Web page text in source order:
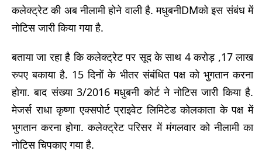
कलेक्ट्रेट की अब नीलामी होने वाली है. मधुबनीDMको इस संबंध में
नोटिस जारी किया गया है.
बताया जा रहा है कि कलेक्ट्रेट पर सूद के साथ 4 करोड़ ,17 लाख
रुपए बकाया है. 15 दिनों के भीतर संबंधित पक्ष को भुगतान करना
होगा. बाद संख्या 3/2016 मधुबनी कोर्ट ने नोटिस जारी किया है.
मेजर्स राधा कृष्णा एक्सपोर्ट प्राइवेट लिमिटेड कोलकाता के पक्ष में
भुगतान करना होगा. कलेक्ट्रेट परिसर में मंगलवार को नीलामी का
नोटिस चिपकाए गया है.